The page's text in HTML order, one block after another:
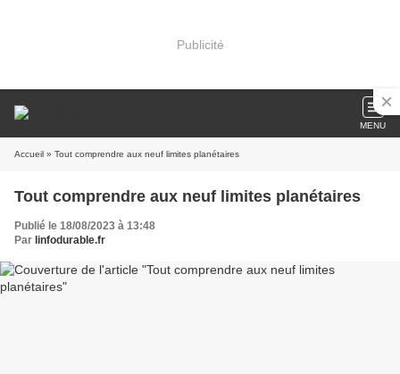
Publicité
MENU
Accueil » Tout comprendre aux neuf limites planétaires
Tout comprendre aux neuf limites planétaires
Publié le 18/08/2023 à 13:48
Par linfodurable.fr